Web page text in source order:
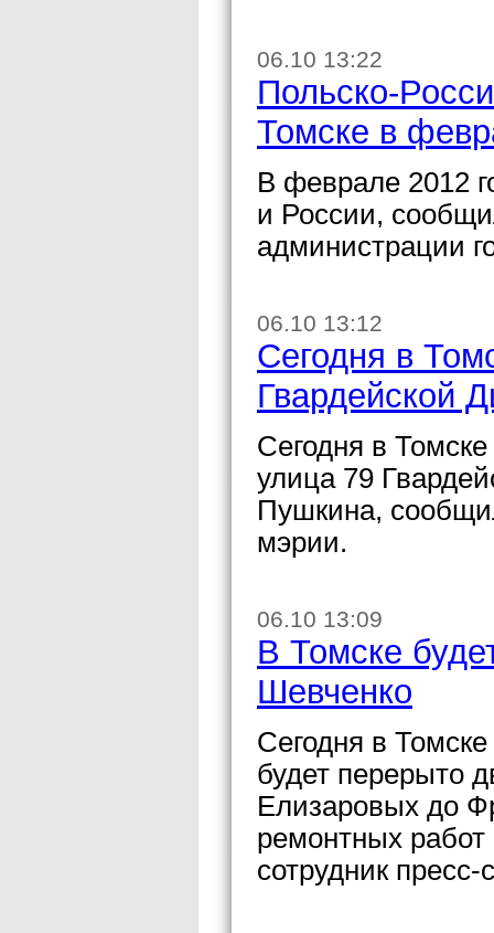
06.10 13:22
Польско-
Томске в
В феврале 2012
и России,
администрации
06.10 13:12
Сегодня в
Гвардейской
Сегодня в
улица 79
Пушкина,
мэрии.
06.10 13:09
В Томске
Шевченко
Сегодня в
будет перерыто
Елизаровых до
ремонтных
сотрудник